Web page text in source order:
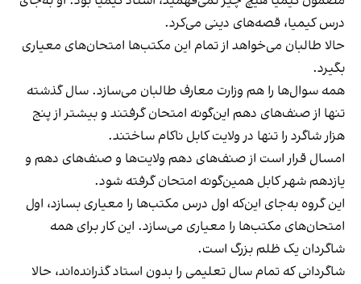
درس کیمیا، قصه‌های دینی می‌کرد.
حالا طالبان می‌خواهد از تمام این مکتب‌ها امتحان‌های معیاری
بگیرد.
همه سوال‌ها را هم وزارت معارف طالبان می‌سازد. سال گذشته
تنها از صنف‌های دهم این‌گونه امتحان گرفتند و بیشتر از پنج
هزار شاگرد را تنها در ولایت کابل ناکام ساختند.
امسال قرار است از صنف‌های دهم ولایت‌ها و صنف‌های دهم و
یازدهم شهر کابل همین‌گونه امتحان گرفته شود.
این گروه به‌جای این‌که اول درس مکتب‌ها را معیاری بسازد، اول
امتحان‌های مکتب‌ها را معیاری می‌سازد. این کار برای همه
شاگردان یک ظلم بزرگ است.
شاگردانی که تمام سال تعلیمی را بدون استاد گذرانده‌اند، حالا